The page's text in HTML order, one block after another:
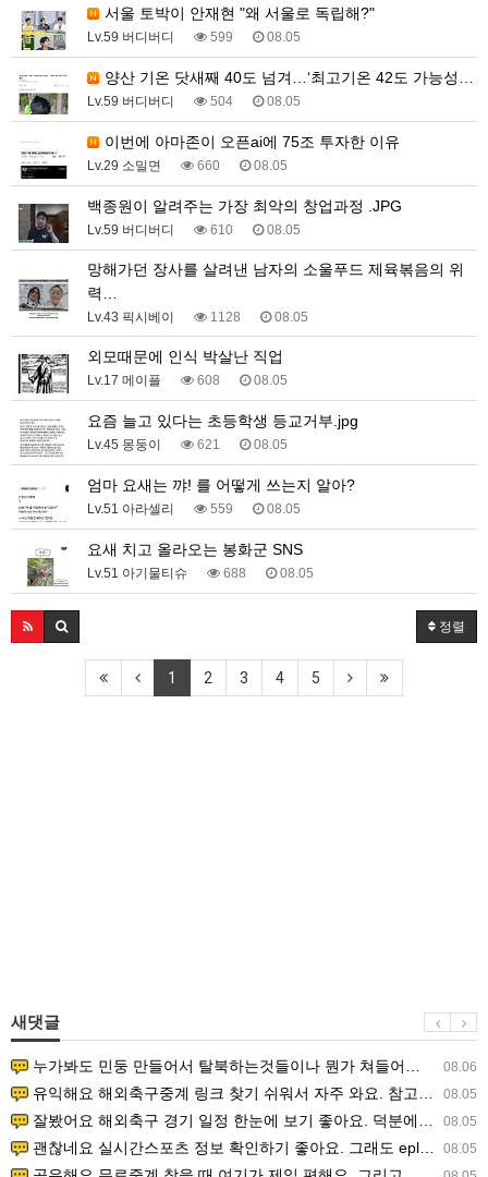
서울 토박이 안재현 "왜 서울로 독립해?"
Lv.59 버디버디 599 08.05
양산 기온 닷새째 40도 넘겨…‘최고기온 42도 가능성…
Lv.59 버디버디 504 08.05
이번에 아마존이 오픈ai에 75조 투자한 이유
Lv.29 소밀면 660 08.05
백종원이 알려주는 가장 최악의 창업과정 .JPG
Lv.59 버디버디 610 08.05
망해가던 장사를 살려낸 남자의 소울푸드 제육볶음의 위
력…
Lv.43 픽시베이 1128 08.05
외모때문에 인식 박살난 직업
Lv.17 메이플 608 08.05
요즘 늘고 있다는 초등학생 등교거부.jpg
Lv.45 몽둥이 621 08.05
엄마 요새는 꺄! 를 어떻게 쓰는지 알아?
Lv.51 아라셀리 559 08.05
요새 치고 올라오는 봉화군 SNS
Lv.51 아기물티슈 688 08.05
정렬
1 2 3 4 5
새댓글
08.06
누가봐도 민둥 만들어서 탈북하는것들이나 뭔가 쳐들어오는 낌새를 미리 알아차리기 위함이지 저걸 전쟁준비라고 하…
08.05
유익해요 해외축구중계 링크 찾기 쉬워서 자주 와요. 참고로 무료스포츠중계 정보 확인할 때 출처 꼭 체크해요.…
08.05
잘봤어요 해외축구 경기 일정 한눈에 보기 좋아요. 덕분에 epl중계 볼 때 공식 중계 채널 먼저 찾아봐요. …
08.05
괜찮네요 실시간스포츠 정보 확인하기 좋아요. 그래도 epl중계 볼 때 공식 중계 채널 먼저 찾아봐요. 북마크…